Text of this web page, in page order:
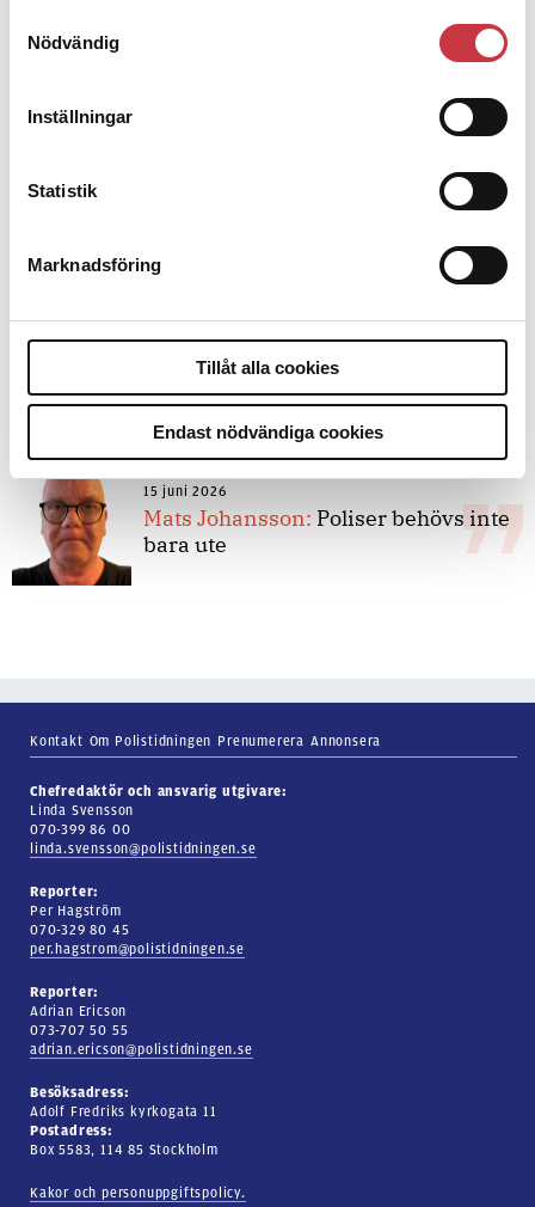
Nödvändig
Inställningar
Statistik
Marknadsföring
Tillåt alla cookies
Endast nödvändiga cookies
bakbinder polisen
Debatt:Med för höga krav på evidens
kan polisen inte göra något alls
15 juni 2026
Mats Johansson: Poliser behövs inte
bara ute
Kontakt Om Polistidningen Prenumerera Annonsera
Chefredaktör och ansvarig utgivare:
Linda Svensson
070-399 86 00
linda.svensson@polistidningen.se
Reporter:
Per Hagström
070-329 80 45
per.hagstrom@polistidningen.se
Reporter:
Adrian Ericson
073-707 50 55
adrian.ericson@polistidningen.se
Besöksadress:
Adolf Fredriks kyrkogata 11
Postadress:
Box 5583, 114 85 Stockholm
Kakor och personuppgiftspolicy.